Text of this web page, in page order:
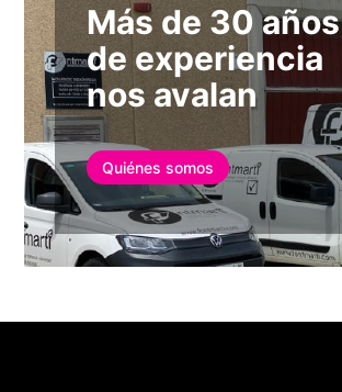
Más de 30 años
de experiencia
nos avalan
Quiénes somos